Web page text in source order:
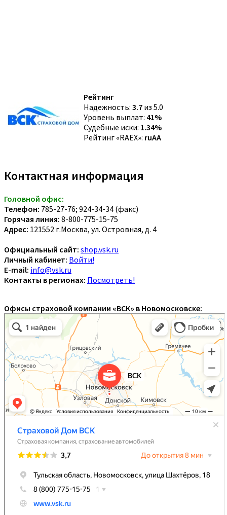
Рейтинг
Надежность: 3.7 из 5.0
Уровень выплат: 41%
Судебные иски: 1.34%
Рейтинг «RAEX»: ruAA
Контактная информация
Головной офис:
Телефон: 785-27-76; 924-34-34 (факс)
Горячая линия: 8-800-775-15-75
Адрес: 121552 г.Москва, ул. Островная, д. 4
Официальный сайт: shop.vsk.ru
Личный кабинет: Войти!
E-mail: info@vsk.ru
Контакты в регионах: Посмотреть!
Офисы страховой компании «ВСК» в Новомосковске: